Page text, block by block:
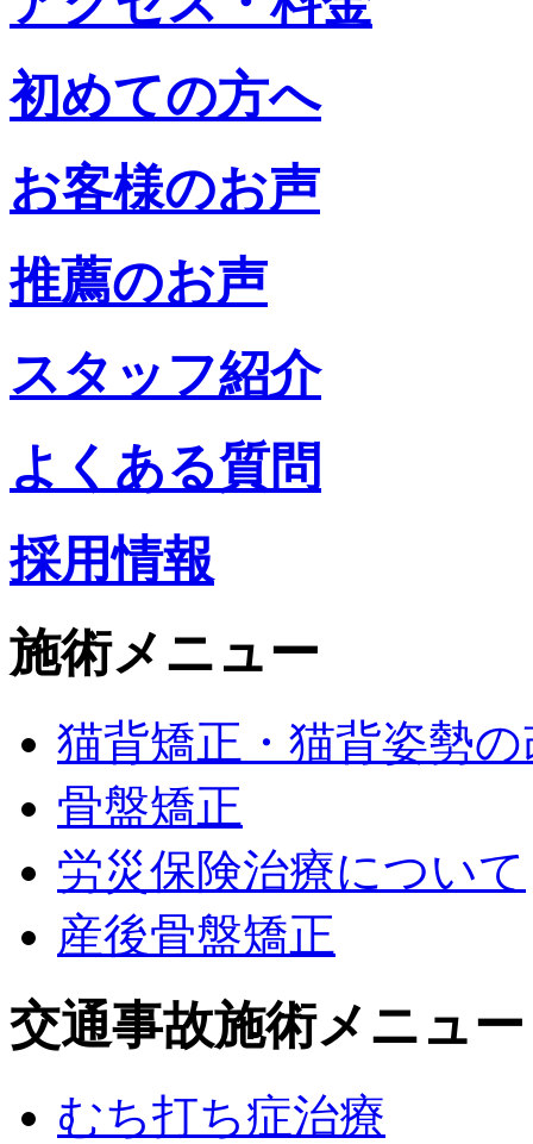
初めての方へ
お客様のお声
推薦のお声
スタッフ紹介
よくある質問
採用情報
施術メニュー
猫背矯正・猫背姿勢
骨盤矯正
労災保険治療について
産後骨盤矯正
交通事故施術メニュー
むち打ち症治療